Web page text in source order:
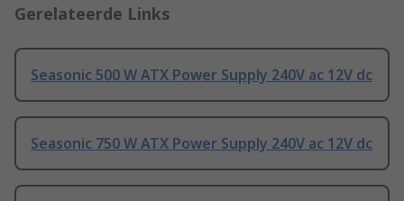
Gerelateerde Links
Seasonic 500 W ATX Power Supply 240V ac 12V dc
Seasonic 750 W ATX Power Supply 240V ac 12V dc